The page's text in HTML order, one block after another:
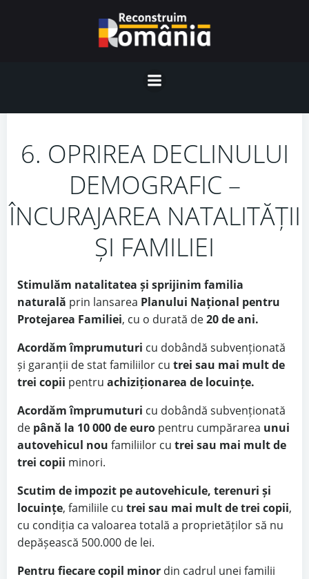
to
content
6. OPRIREA DECLINULUI
DEMOGRAFIC –
ÎNCURAJAREA NATALITĂȚII
ȘI FAMILIEI
Stimulăm natalitatea și sprijinim familia
naturală prin lansarea Planului Național pentru
Protejarea Familiei, cu o durată de20 de ani.
Acordăm împrumuturi cu dobândă subvenționată
și garanții de stat familiilor cu trei sau mai mult de
trei copii pentru achiziționarea de locuințe.
Acordăm împrumuturi cu dobândă subvenționată
de până la 10 000 de euro pentru cumpărarea unui
autovehicul nou familiilor cu trei sau mai mult de
trei copii minori.
Scutim de impozit pe autovehicule, terenuri și
locuințe, familiile cu trei sau mai mult de trei copii,
cu condiția ca valoarea totală a proprietăților să nu
depășească 500.000 de lei.
Pentru fiecare copil minor din cadrul unei familii